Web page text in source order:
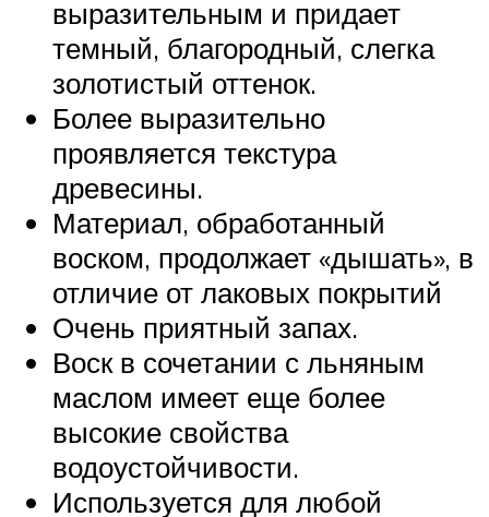
выразительным и придает
темный, благородный, слегка
золотистый оттенок.
Более выразительно
проявляется текстура
древесины.
Материал, обработанный
воском, продолжает «дышать», в
отличие от лаковых покрытий
Очень приятный запах.
Воск в сочетании с льняным
маслом имеет еще более
высокие свойства
водоустойчивости.
Используется для любой